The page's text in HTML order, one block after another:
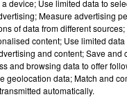
6h00 -
LA
six points sur
en charge par les
device; Use limited data to
Measure advertising
of data from different
content; Use limited
and content; Save
and browsing data to offer
geolocation data; Match and
automatically.